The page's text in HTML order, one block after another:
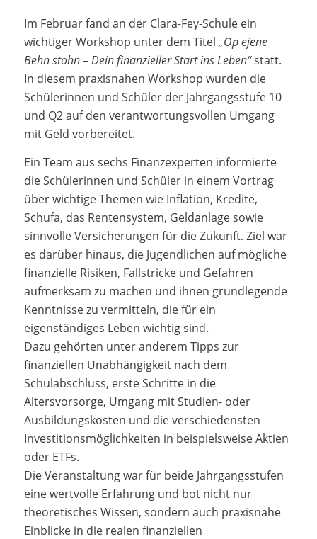
Im Februar fand an der Clara-Fey-Schule ein
wichtiger Workshop unter dem Titel „Op ejene
Behn stohn – Dein finanzieller Start ins Leben“statt.
In diesem praxisnahen Workshop wurden die
Schülerinnen und Schüler der Jahrgangsstufe 10
und Q2 auf den verantwortungsvollen Umgang
mit Geld vorbereitet.
Ein Team aus sechs Finanzexperten informierte
die Schülerinnen und Schüler in einem Vortrag
über wichtige Themen wie Inflation, Kredite,
Schufa, das Rentensystem, Geldanlage sowie
sinnvolle Versicherungen für die Zukunft. Ziel war
es darüber hinaus, die Jugendlichen auf mögliche
finanzielle Risiken, Fallstricke und Gefahren
aufmerksam zu machen und ihnen grundlegende
Kenntnisse zu vermitteln, die für ein
eigenständiges Leben wichtig sind.
Dazu gehörten unter anderem Tipps zur
finanziellen Unabhängigkeit nach dem
Schulabschluss, erste Schritte in die
Altersvorsorge, Umgang mit Studien- oder
Ausbildungskosten und die verschiedensten
Investitionsmöglichkeiten in beispielsweise Aktien
oder ETFs.
Die Veranstaltung war für beide Jahrgangsstufen
eine wertvolle Erfahrung und bot nicht nur
theoretisches Wissen, sondern auch praxisnahe
Einblicke in die realen finanziellen